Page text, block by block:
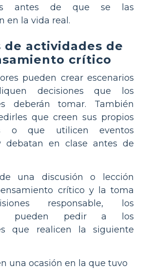
antes de que se las
en la vida real.
de actividades de
crítico
pueden crear escenarios
decisiones que los
deberán tomar. También
que creen sus propios
o que utilicen eventos
debatan en clase antes de
una discusión o lección
crítico y la toma
responsable, los
pueden pedir a los
que realicen la siguiente
una ocasión en la que tuvo